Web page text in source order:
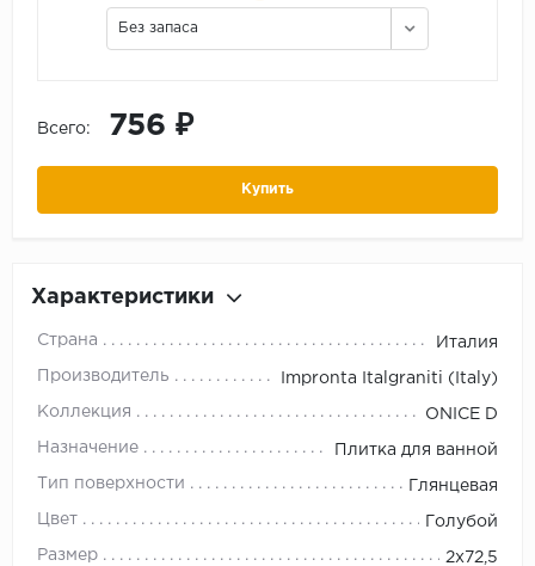
Без запаса
Всего: 756 ₽
Купить
Характеристики
Страна Италия
Производитель Impronta Italgraniti (Italy)
Коллекция ONICE D
Назначение Плитка для ванной
Тип поверхности Глянцевая
Цвет Голубой
Размер 2x72,5